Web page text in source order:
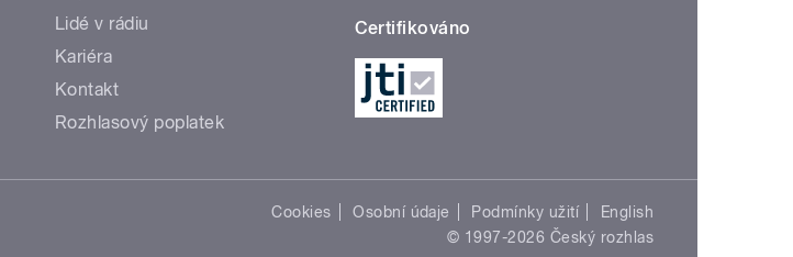
Lidé v rádiu
Kariéra
Kontakt
Rozhlasový poplatek
Certifikováno
Cookies Osobní údaje Podmínky užití
English
© 1997-2026 Český rozhlas